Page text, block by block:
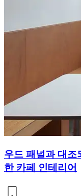
우드 패널과 대조
한 카페 인테리어